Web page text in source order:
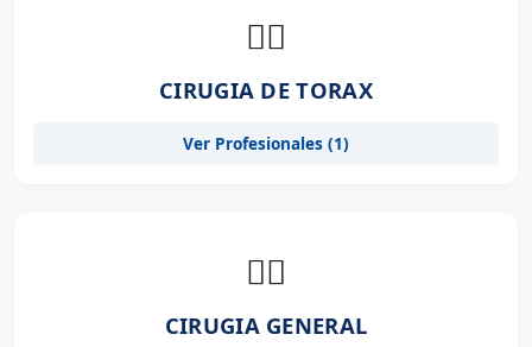
👨‍⚕️
CIRUGIA DE TORAX
Ver Profesionales (1)
👨‍⚕️
CIRUGIA GENERAL